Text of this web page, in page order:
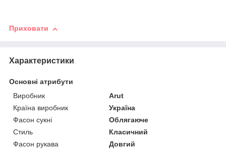
Приховати
Характеристики
Основні атрибути
Виробник
Arut
Країна виробник
Україна
Фасон сукні
Облягаюче
Стиль
Класичний
Фасон рукава
Довгий